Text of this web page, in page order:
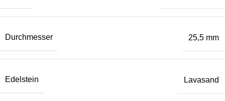
Durchmesser 25,5 mm
Edelstein Lavasand